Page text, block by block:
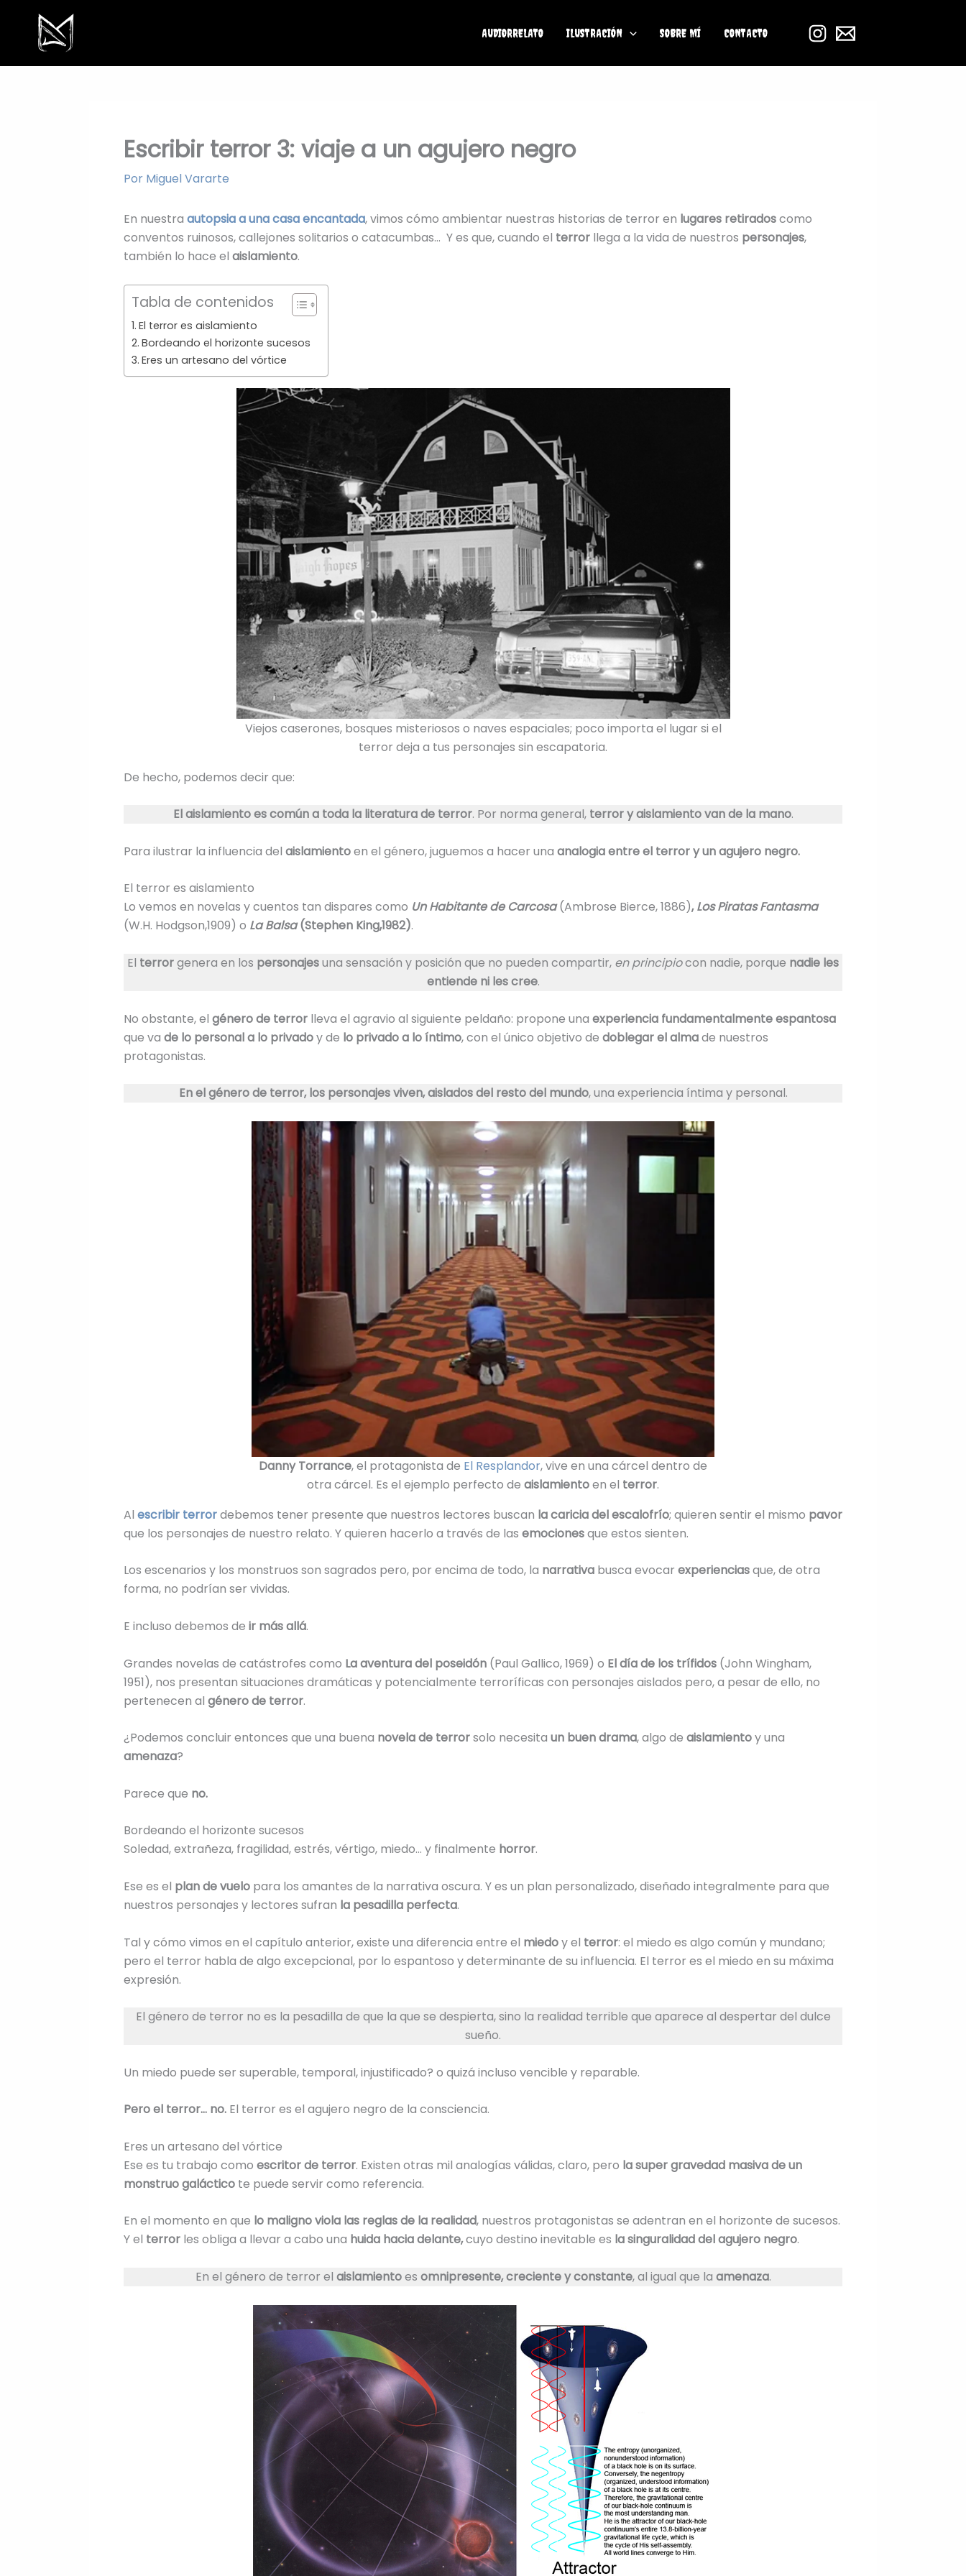
contenido
AUDIORRELATO ILUSTRACIÓN SOBRE MÍ CONTACTO
Escribir terror 3: viaje a un agujero negro
Por Miguel Vararte
En nuestra autopsia a una casa encantada, vimos cómo ambientar nuestras historias de terror en lugares retiradoscomo
conventos ruinosos, callejones solitarios o catacumbas… Y es que, cuando el terror llega a la vida de nuestros personajes,
también lo hace el aislamiento.
Tabla de contenidos
El terror es aislamiento
Bordeando el horizonte sucesos
Eres un artesano del vórtice
Viejos caserones, bosques misteriosos o naves espaciales; poco importa el lugar si el
terror deja a tus personajes sin escapatoria.
De hecho, podemos decir que:
El aislamiento es común a toda la literatura de terror. Por norma general, terror y aislamiento van de la mano.
Para ilustrar la influencia del aislamientoen el género, juguemos a hacer una analogia entre el terror y un agujero negro.
El terror es aislamiento
Lo vemos en novelas y cuentos tan dispares como Un Habitante de Carcosa (Ambrose Bierce, 1886), Los Piratas Fantasma
(W.H. Hodgson,1909) o La Balsa(Stephen King,1982).
El terrorgenera en los personajesuna sensación y posición que no pueden compartir, en principiocon nadie, porque nadie les
entiende ni les cree.
No obstante, el género de terror lleva el agravio al siguiente peldaño: propone una experiencia fundamentalmente espantosa
que va de lo personal a lo privadoy de lo privado a lo íntimo, con el único objetivo de doblegar el almade nuestros
protagonistas.
En el género de terror, los personajes viven, aislados del resto del mundo, una experiencia íntima y personal.
Danny Torrance, el protagonista de El Resplandor, vive en una cárcel dentro de
otra cárcel. Es el ejemplo perfecto de aislamientoen el terror.
Al escribir terrordebemos tener presente que nuestros lectores buscan la caricia del escalofrío; quieren sentir el mismo pavor
que los personajes de nuestro relato. Y quieren hacerlo a través de las emocionesque estos sienten.
Los escenarios y los monstruos son sagrados pero, por encima de todo, la narrativa busca evocar experienciasque, de otra
forma, no podrían ser vividas.
E incluso debemos de ir más allá.
Grandes novelas de catástrofes como La aventura del poseidón (Paul Gallico, 1969) o El día de los trífidos (John Wingham,
1951), nos presentan situaciones dramáticas y potencialmente terroríficas con personajes aislados pero, a pesar de ello, no
pertenecen al género de terror.
¿Podemos concluir entonces que una buena novela de terrorsolo necesita un buen drama, algo de aislamientoy una
amenaza?
Parece que no.
Bordeando el horizonte sucesos
Soledad, extrañeza, fragilidad, estrés, vértigo, miedo… y finalmente horror.
Ese es el plan de vuelo para los amantes de la narrativa oscura. Y es un plan personalizado, diseñado integralmente para que
nuestros personajes y lectores sufran la pesadilla perfecta.
Tal y cómo vimos en el capítulo anterior, existe una diferencia entre el miedoy el terror: el miedo es algo común y mundano;
pero el terror habla de algo excepcional, por lo espantoso y determinante de su influencia. El terror es el miedo en su máxima
expresión.
El género de terror no es la pesadilla de que la que se despierta, sino la realidad terrible que aparece al despertar del dulce
sueño.
Un miedo puede ser superable, temporal, injustificado? o quizá incluso vencible y reparable.
Pero el terror… no. El terror es el agujero negro de la consciencia.
Eres un artesano del vórtice
Ese es tu trabajo como escritor de terror. Existen otras mil analogías válidas, claro, pero la super gravedad masiva de un
monstruo galáctico te puede servir como referencia.
En el momento en que lo maligno viola las reglas de la realidad, nuestros protagonistas se adentran en el horizonte de sucesos.
Y el terror les obliga a llevar a cabo una huida hacia delante,cuyo destino inevitable es la singuralidad del agujero negro.
En el género de terror el aislamientoes omnipresente, creciente y constante, al igual que la amenaza.